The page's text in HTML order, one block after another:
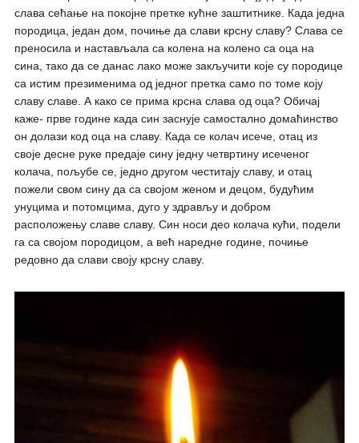
слава сећање на покојне претке кућне заштитнике. Када једна
породица, један дом, почиње да слави крсну славу? Слава се
преносила и настављала са колена на колено са оца на
сина, тако да се данас лако може закључити које су породице
са истим презименима од једног претка само по томе коју
славу славе. А како се прима крсна слава од оца? Обичај
каже- прве године када син заснује самостално домаћинство
он долази код оца на славу. Када се колач исече, отац из
своје десне руке предаје сину једну четвртину исеченог
колача, пољубе се, једно другом честитају славу, и отац
пожели свом сину да са својом женом и децом, будућим
унуцима и потомцима, дуго у здрављу и добром
расположењу славе славу. Син носи део колача кући, подели
га са својом породицом, а већ наредне године, почиње
редовно да слави своју крсну славу.